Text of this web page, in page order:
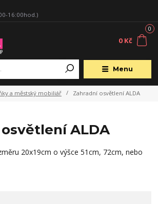
Menu
16:00hod.)
0
0 Kč
a městský mobiliář Zahradní osvětlení ALDA
ALDA
20x19cm o výšce 51cm, 72cm, nebo